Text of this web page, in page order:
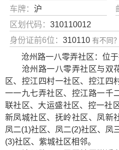
车牌： 沪
区划代码： 310110012
身份证前6位： 310110 有不同？
沧州路一八零弄社区：位于
沧州路一八零弄社区与双
区、控江四村一社区、控江四
一一九七弄社区、控江路一千
联社区、大运盛社区、控一社
新凤城社区、抚岭社区、凤新
凤二(1)社区、凤二(2)社区、凤
(3)社区、紫城社区相邻。